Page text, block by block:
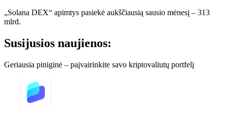
„Solana DEX“ apimtys pasiekė aukščiausią sausio mėnesį – 313
mlrd.
Susijusios naujienos:
Geriausia piniginė – paįvairinkite savo kriptovaliutų portfelį